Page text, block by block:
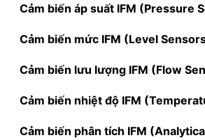
Cảm biến áp suất IFM (Pressure
Cảm biến mức IFM (Level
Cảm biến lưu lượng IFM (Flow
Cảm biến nhiệt độ IFM
Cảm biến phân tích IFM